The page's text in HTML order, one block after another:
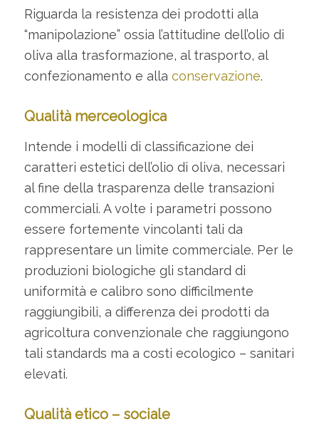
Riguarda la resistenza dei prodotti alla
“manipolazione” ossia l’attitudine dell’olio di
oliva alla trasformazione, al trasporto, al
confezionamento e alla conservazione.
Qualità merceologica
Intende i modelli di classificazione dei
caratteri estetici dell’olio di oliva, necessari
al fine della trasparenza delle transazioni
commerciali. A volte i parametri possono
essere fortemente vincolanti tali da
rappresentare un limite commerciale. Per le
produzioni biologiche gli standard di
uniformità e calibro sono difficilmente
raggiungibili, a differenza dei prodotti da
agricoltura convenzionale che raggiungono
tali standards ma a costi ecologico – sanitari
elevati.
Qualità etico – sociale